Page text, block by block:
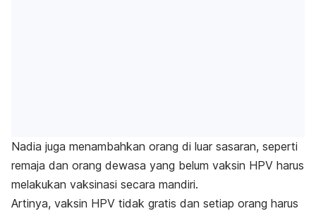
Nadia juga menambahkan orang di luar sasaran, seperti
remaja dan orang dewasa yang belum vaksin HPV harus
melakukan vaksinasi secara mandiri.
Artinya, vaksin HPV tidak gratis dan setiap orang harus